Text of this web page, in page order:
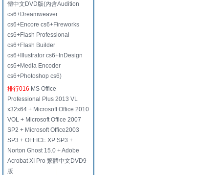
體中文DVD版(內含Audition
cs6+Dreamweaver
cs6+Encore cs6+Fireworks
cs6+Flash Professional
cs6+Flash Builder
cs6+Illustrator cs6+InDesign
cs6+Media Encoder
cs6+Photoshop cs6)
排行016 MS Office
Professional Plus 2013 VL
x32x64 + Microsoft Office 2010
VOL + Microsoft Office 2007
SP2 + Microsoft Office2003
SP3 + OFFICE XP SP3 +
Norton Ghost 15.0 + Adobe
Acrobat XI Pro 繁體中文DVD9
版